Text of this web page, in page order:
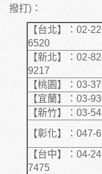
撥打)：
【台北】：02-
6520
【新北】：02-
9217
【桃園】：03-
【宜蘭】：03-
【新竹】：03-
【彰化】：047-
【台中】：04-
7475